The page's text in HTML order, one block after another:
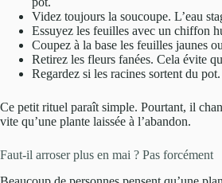
Videz toujours la soucoupe. L’eau
Essuyez les feuilles avec un chiffon
Coupez à la base les feuilles jaunes
Retirez les fleurs fanées. Cela évite
Regardez si les racines sortent du
Ce petit rituel paraît simple. Pourtant, il
vite qu’une plante laissée à l’abandon.
Faut-il arroser plus en mai ? Pas forcément